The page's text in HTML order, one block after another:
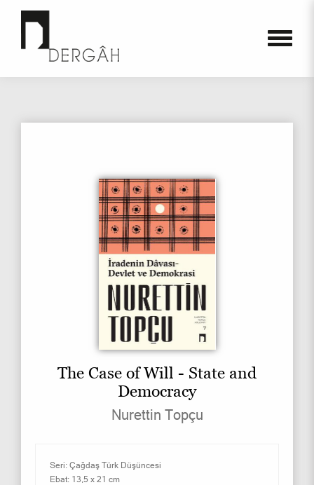
The Case of Will - State and
Democracy
Nurettin Topçu
Seri: Çağdaş Türk Düşüncesi
Ebat: 13,5 x 21 cm